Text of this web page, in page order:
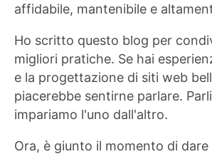
affidabile, mantenibile e
Ho scritto questo blog per
migliori pratiche. Se hai
e la progettazione di siti web
piacerebbe sentirne parlare.
impariamo l'uno dall'altro.
Ora, è giunto il momento di